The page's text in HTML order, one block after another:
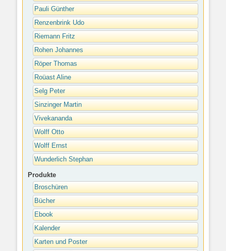
Pauli Günther
Renzenbrink Udo
Riemann Fritz
Rohen Johannes
Röper Thomas
Roüast Aline
Selg Peter
Sinzinger Martin
Vivekananda
Wolff Otto
Wolff Ernst
Wunderlich Stephan
Produkte
Broschüren
Bücher
Ebook
Kalender
Karten und Poster